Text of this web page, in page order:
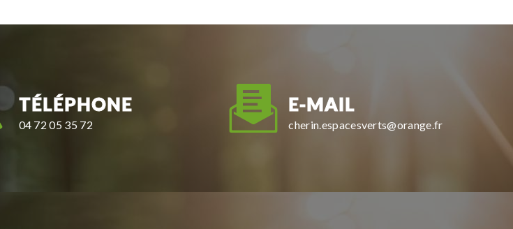
TÉLÉPHONE
04 72 05 35 72
E-MAIL
cherin.espacesverts@orange.fr